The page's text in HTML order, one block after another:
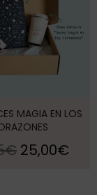
MAGIA EN LOS
€ 25,00€